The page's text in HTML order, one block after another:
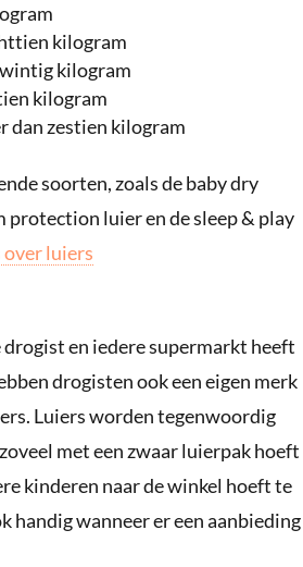
kilogram
kilogram
kilogram
dan zestien kilogram
soorten, zoals de baby dry
protection luier en de sleep & play
over luiers
en iedere supermarkt heeft
drogisten ook een eigen merk
Luiers worden tegenwoordig
met een zwaar luierpak hoeft
kinderen naar de winkel hoeft te
handig wanneer er een aanbieding